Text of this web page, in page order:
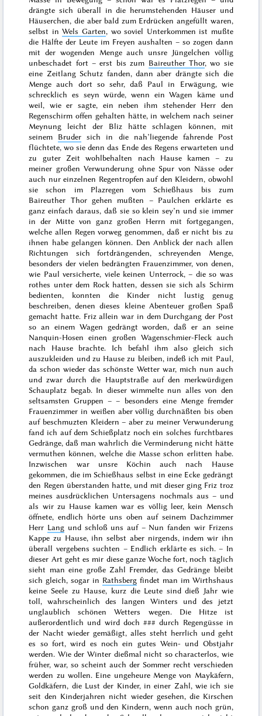
drängte sich überall in die herumstehenden Häuser und
Häuserchen, die aber bald zum Erdrücken angefüllt waren,
selbst inWels Garten, wo soviel Unterkommen ist mußte
die Hälfte der Leute im Freyen aushalten – so zogen dann
mit der wogenden Menge auch unsre Jüngelchen völlig
unbeschadet fort – erst bis zum Baireuther Thor, wo sie
eine Zeitlang Schutz fanden, dann aber drängte sich die
Menge auch dort so sehr, daß Paul in Erwägung, wie
schrecklich es seyn würde, wenn ein Wagen käme und
weil, wie er sagte, ein neben ihm stehender Herr den
Regenschirm offen gehalten hätte, in welchem nach seiner
Meynung leicht der Bliz hätte schlagen können, mit
seinem Bruder sich in die nah’liegende fahrende Post
flüchtete, wo sie denn das Ende des Regens erwarteten und
zu guter Zeit wohlbehalten nach Hause kamen – zu
meiner großen Verwunderung ohne Spur von Nässe oder
auch nur einzelnen Regentropfen auf den Kleidern, obwohl
sie schon im Plazregen vom Schießhaus bis zum
Baireuther Thor gehen mußten – Paulchen erklärte es
ganz einfach daraus, daß sie so klein sey’n und sie immer
in der Mitte von ganz großen Herrn mit fortgegangen,
welche allen Regen vorweg genommen, daß er nicht bis zu
ihnen habe gelangen können. Den Anblick der nach allen
Richtungen sich fortdrängenden, schreyenden Menge,
besonders der vielen bedrängten Frauenzimmer, von denen,
wie Paul versicherte, viele keinen Unterrock, – die so was
rothes unter dem Rock hatten, dessen sie sich als Schirm
bedienten, konnten die Kinder nicht lustig genug
beschreiben, denen dieses kleine Abenteuer großen Spaß
gemacht hatte. Friz allein war in dem Durchgang der Post
so an einem Wagen gedrängt worden, daß er an seine
Nanquin-Hosen einen großen Wagenschmier-Fleck auch
nach Hause brachte. Ich befahl ihm also gleich sich
auszukleiden und zu Hausezu bleiben, indeß ich mit Paul,
da schon wieder das schönste Wetter war, mich nun auch
und zwar durch die Hauptstraße auf den merkwürdigen
Schauplatz begab. In dieser wimmelte nun alles von den
seltsamsten Gruppen – – besonders eine Menge fremder
Frauenzimmer in weißen aber völlig durchnäßten bis oben
auf beschmuzten Kleidern – aber zu meiner Verwunderung
fand ich auf dem Schießplatz noch ein solches furchtbares
Gedränge, daß man wahrlich die Verminderung nicht hätte
vermuthen können, welche die Masse schon erlitten habe.
Inzwischen war unsre Köchin auch nach Hause
gekommen, die im Schießhaus selbst in eine Ecke gedrängt
den Regen überstanden hatte, und mit dieser ging Friz troz
meines ausdrücklichen Untersagens nochmals aus – und
als wir zu Hause kamen war es völlig leer, kein Mensch
öffnete, endlich hörte uns oben auf seinem Dachzimmer
Herr Lang und schloß uns auf – Nun fanden wir Frizens
Kappe zu Hause, ihn selbst aber nirgends, indem wir ihn
überall vergebens suchten – Endlich erklärte es sich. – In
dieser Art geht es mir diese ganze Woche fort, noch täglich
sieht man eine große Zahl Fremder, das Gedränge bleibt
sich gleich, sogar in Rathsberg findet man im Wirthshaus
keine Seele zu Hause, kurz die Leute sind dieß Jahr wie
toll, wahrscheinlich des langen Winters und des jetzt
unglaublich schönen Wetters wegen. Die Hitze ist
außerordentlich und wird doch### durch Regengüsse in
der Nacht wieder gemäßigt, alles steht herrlich und geht
es so fort, wird es noch ein gutes Wein- und Obstjahr
werden. Wie der Winter dießmal nicht so characterlos, wie
früher, war, so scheint auch der Sommerrecht verschieden
werden zu wollen. Eine ungeheure Menge von Maykäfern,
Goldkäfern, die Lust der Kinder, in einer Zahl, wie ich sie
seit den Kinderjahren nicht wieder gesehen, die Kirschen
schon ganz groß und den Kindern, wenn auch noch grün,